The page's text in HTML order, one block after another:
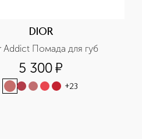
DIOR
Addict Помада для губ
5 300¤
+23